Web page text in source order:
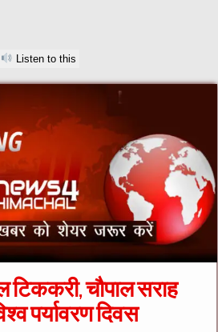
Listen to this
टिककरी, चौपाल सराह
पर्यावरण दिवस